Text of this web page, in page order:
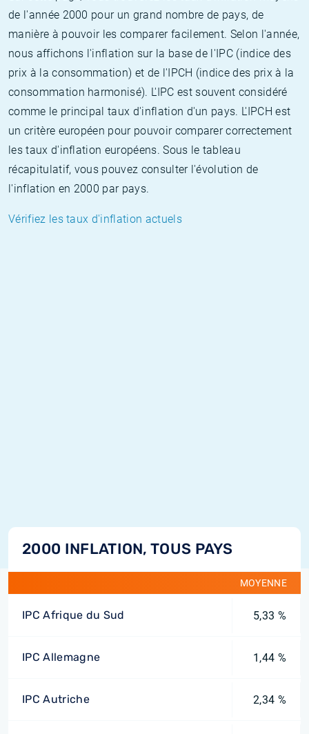
de l'année 2000 pour un grand nombre de pays, de
manière à pouvoir les comparer facilement. Selon l'année,
nous affichons l'inflation sur la base de l'IPC (indice des
prix à la consommation) et de l'IPCH (indice des prix à la
consommation harmonisé). L'IPC est souvent considéré
comme le principal taux d'inflation d'un pays. L'IPCH est
un critère européen pour pouvoir comparer correctement
les taux d'inflation européens. Sous le tableau
récapitulatif, vous pouvez consulter l'évolution de
l'inflation en 2000 par pays.
Vérifiez les taux d'inflation actuels
2000 INFLATION, TOUS PAYS
MOYENNE
IPC Afrique du Sud 5,33 %
IPC Allemagne 1,44 %
IPC Autriche 2,34 %